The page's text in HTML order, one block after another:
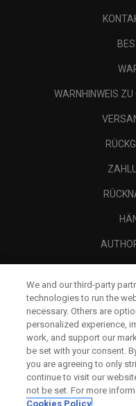
WARNHINWEIS ZU
We and our third-party
technologies to run the
necessary. Others are
personalized experience,
work, and support our
be set with your consent.
you are agreeing to only
continue to visit our
not be set. For more
Cookies Policy